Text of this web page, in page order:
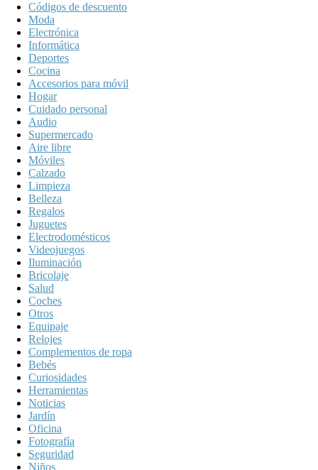
Códigos de descuento
Moda
Electrónica
Informática
Deportes
Cocina
Accesorios para móvil
Hogar
Cuidado personal
Audio
Supermercado
Aire libre
Móviles
Calzado
Limpieza
Belleza
Regalos
Juguetes
Electrodomésticos
Videojuegos
Iluminación
Bricolaje
Salud
Coches
Otros
Equipaje
Relojes
Complementos de ropa
Bebés
Curiosidades
Herramientas
Noticias
Jardín
Oficina
Fotografía
Seguridad
Niños